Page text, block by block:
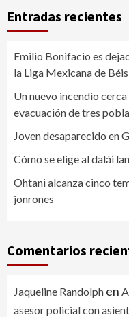
Entradas recientes
Emilio Bonifacio es
la Liga Mexicana de
Un nuevo incendio
evacuación de tres
Joven desaparecido en
Cómo se elige al dalái
Ohtani alcanza cinco
jonrones
Comentarios
Jaqueline Randolph en
asesor policial con